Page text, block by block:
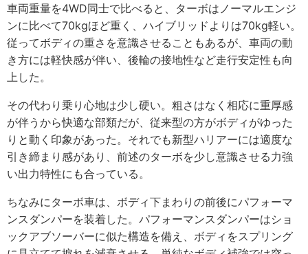
車両重量を4WD同士で比べると、ターボはノーマルエンジ
ンに比べて70kgほど重く、ハイブリッドよりは70kg軽い。
従ってボディの重さを意識させることもあるが、車両の動
き方には軽快感が伴い、後輪の接地性など走行安定性も向
上した。
その代わり乗り心地は少し硬い。粗さはなく相応に重厚感
が伴うから快適な部類だが、従来型の方がボディがゆった
りと動く印象があった。それでも新型ハリアーには適度な
引き締まり感があり、前述のターボを少し意識させる力強
い出力特性にも合っている。
ちなみにターボ車は、ボディ下まわりの前後にパフォーマ
ンスダンパーを装着した。パフォーマンスダンパーはショ
ックアブソーバーに似た構造を備え、ボディをスプリング